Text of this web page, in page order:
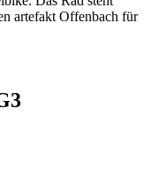
artefakt Offenbach für